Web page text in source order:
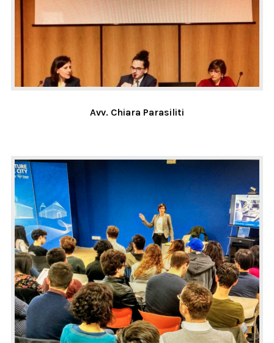
Avv. Chiara Parasiliti